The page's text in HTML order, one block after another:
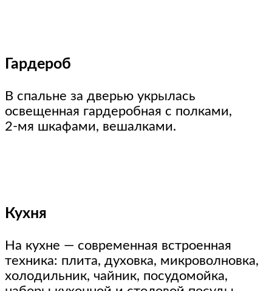
Гардероб
В спальне за дверью укрылась
освещенная гардеробная с полками,
2-мя шкафами, вешалками.
Кухня
На кухне — современная встроенная
техника: плита, духовка, микроволновка,
холодильник, чайник, посудомойка,